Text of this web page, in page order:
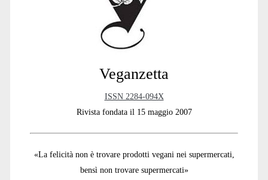
Veganzetta
ISSN 2284-094X
Rivista fondata il 15 maggio 2007
«La felicità non è trovare prodotti vegani nei supermercati,
bensì non trovare supermercati»